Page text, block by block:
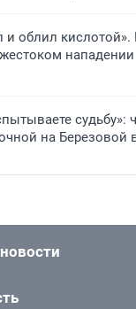
и облил кислотой».
судьбу»:
на Березовой